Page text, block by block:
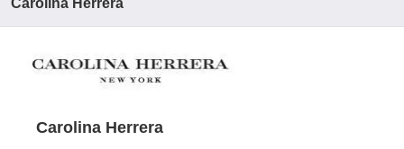
Carolina Herrera
Carolina Herrera